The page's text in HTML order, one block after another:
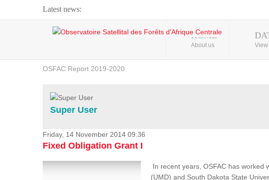
Latest news:
Webinar about Large Scale Monitoring and Land ...
OSFAC Video - Addressing climate change from the ...
OSFAC Report 2019-2020
Flooding and Erosion in Kinshasa - Open Cities ...
HOME
About us View
Super User
Friday, 14 November 2014 09:36
Fixed Obligation Grant I
In recent years, OSFAC has worked
(UMD) and South Dakota State